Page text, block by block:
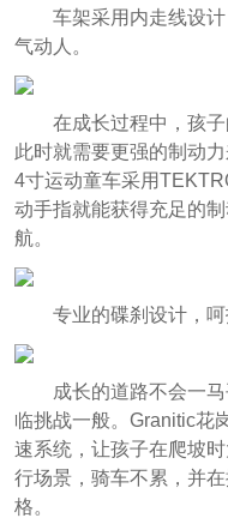
车架采用内走线设
气动人。
在成长过程中，孩
此时就需要更强的制动
4寸运动童车采用
动手指就能获得充足的
航。
专业的碟刹设计，呵
成长的道路不会一
临挑战一般。Granitic花
速系统，让孩子在爬坡
行场景，骑车不累，并
格。